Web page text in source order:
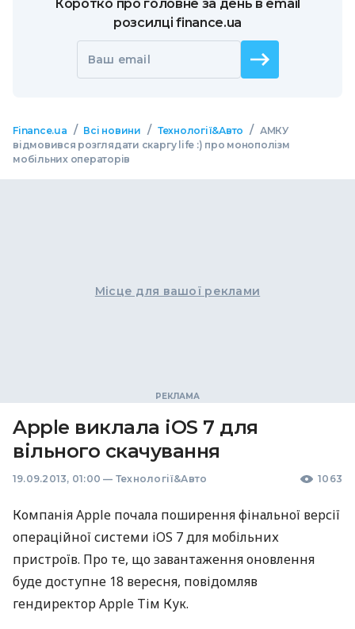
Коротко про головне за день в email
розсилці finance.ua
Ваш email
Finance.ua / Всі новини / Технології&Авто / АМКУ
відмовився розглядати скаргу life :) про монополізм
мобільних операторів
Місце для вашої реклами
Apple виклала iOS 7 для
вільного скачування
19.09.2013, 01:00 — Технології&Авто 1063
Компанія Apple почала поширення фінальної версії
операційної системи iOS 7 для мобільних
пристроїв. Про те, що завантаження оновлення
буде доступне 18 вересня, повідомляв
гендиректор Apple Тім Кук.